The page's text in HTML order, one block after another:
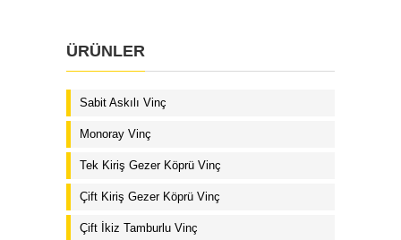
ÜRÜNLER
Sabit Askılı Vinç
Monoray Vinç
Tek Kiriş Gezer Köprü Vinç
Çift Kiriş Gezer Köprü Vinç
Çift İkiz Tamburlu Vinç